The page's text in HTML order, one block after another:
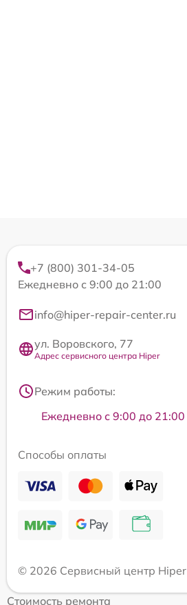
+7 (800) 301-34-05
Ежедневно с 9:00 до 21:00
info@hiper-repair-center.ru
ул. Воровского, 77
Адрес сервисного центра Hiper
Режим работы:
Ежедневно с 9:00 до 21:00
Способы оплаты
© 2026 Сервисный центр Hiper
Стоимость ремонта